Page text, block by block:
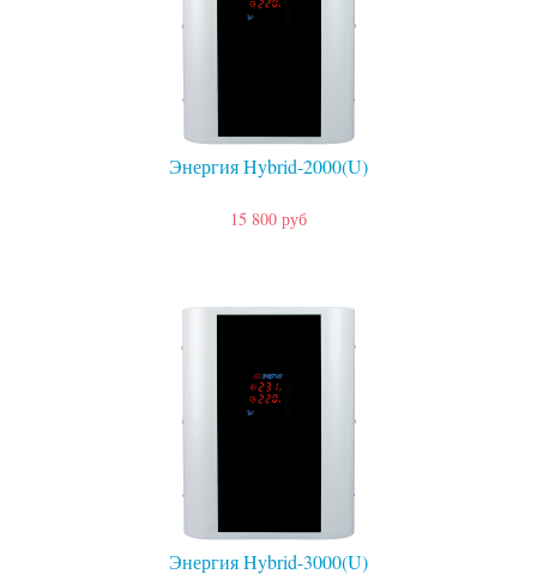
Энергия Hybrid-2000(U)
15 800 руб
Энергия Hybrid-3000(U)